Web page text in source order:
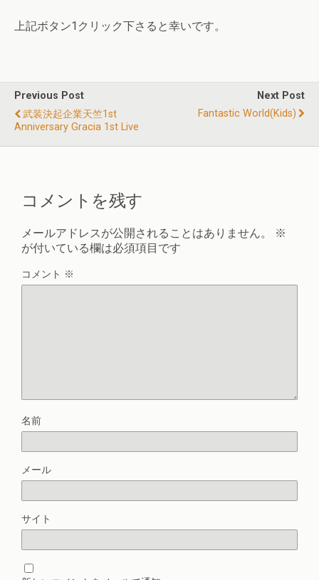
上記ボタン1クリック下さると幸いです。
Previous Post
武装決起企業天竺1st
Anniversary Gracia 1st Live
Next Post
Fantastic World(Kids)
コメントを残す
メールアドレスが公開されることはありません。
※
が付いている欄は必須項目です
コメント ※
名前
メール
サイト